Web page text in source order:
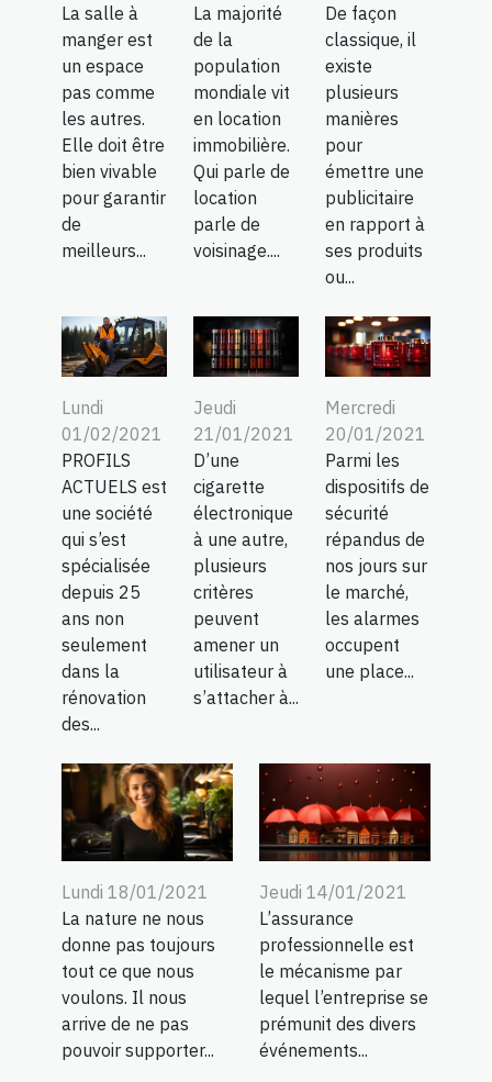
La salle à
manger est
un espace
pas comme
les autres.
Elle doit être
bien vivable
pour garantir
de
meilleurs...
La majorité
de la
population
mondiale vit
en location
immobilière.
Qui parle de
location
parle de
voisinage....
De façon
classique, il
existe
plusieurs
manières
pour
émettre une
publicitaire
en rapport à
ses produits
ou...
Lundi
01/02/2021
PROFILS
ACTUELS est
une société
qui s’est
spécialisée
depuis 25
ans non
seulement
dans la
rénovation
des...
Jeudi
21/01/2021
D’une
cigarette
électronique
à une autre,
plusieurs
critères
peuvent
amener un
utilisateur à
s’attacher à...
Mercredi
20/01/2021
Parmi les
dispositifs de
sécurité
répandus de
nos jours sur
le marché,
les alarmes
occupent
une place...
Lundi 18/01/2021
La nature ne nous
donne pas toujours
tout ce que nous
voulons. Il nous
arrive de ne pas
pouvoir supporter...
Jeudi 14/01/2021
L’assurance
professionnelle est
le mécanisme par
lequel l’entreprise se
prémunit des divers
événements...